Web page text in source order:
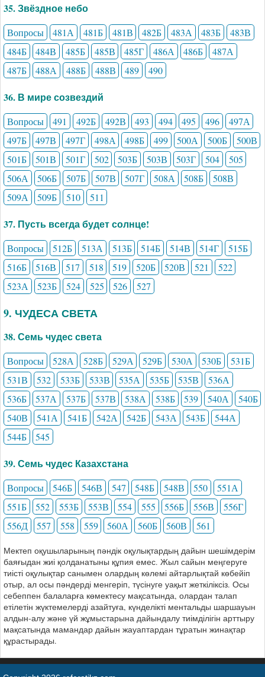
35. Звёздное небо
Вопросы 481А 481Б 481В 482Б 483А 483Б
483В
484Б
484В 485Б 485В 485Г 486А 486Б
487А
487Б
488А 488Б 488В 489 490
36. В мире созвездий
Вопросы 491 492Б 492В 493 494 495 496
497А
497Б
497В 497Г 498А 498Б 499 500А 500Б
500В
501Б
501В 501Г 502 503Б 503В 503Г 504
505
506А
506Б 507Б 507В 507Г 508А 508Б
508В
509А
509Б 510 511
37. Пусть всегда будет солнце!
Вопросы 512Б 513А 513Б 514Б 514В 514Г
515Б
516Б
516В 517 518 519 520Б 520В 521
522
523А
523Б 524 525 526 527
9. ЧУДЕСА СВЕТА
38. Семь чудес света
Вопросы 528А 528Б 529А 529Б 530А 530Б
531Б
531В
532 533Б 533В 535А 535Б 535В
536А
536Б
537А 537Б 537В 538А 538Б 539 540А
540Б
540В
541А 541Б 542А 542Б 543А 543Б
544А
544Б
545
39. Семь чудес Казахстана
Вопросы 546Б 546В 547 548Б 548В 550
551А
551Б
552 553Б 553В 554 555 556Б 556В
556Г
556Д
557 558 559 560А 560Б 560В 561
Мектеп оқушыларының пәндік оқулықтардың дайын шешімдерім
баяғыдан жиі қолданатыны құпия емес. Жыл сайын меңгеруге
тиісті оқулықтар санымен олардың көлемі айтарлықтай көбейіп
отыр, ал осы пәндерді менгеріп, түсінуге уақыт жеткіліксіз. Осы
себеппен балаларға көмектесу мақсатында, олардан талап
етілетін жүктемелерді азайтуға, күнделікті ментальды шаршауын
алдын-алу және үй жұмыстарына дайындалу тиімділігін арттыру
мақсатында мамандар дайын жауаптардан тұратын жинақтар
құрастырады.